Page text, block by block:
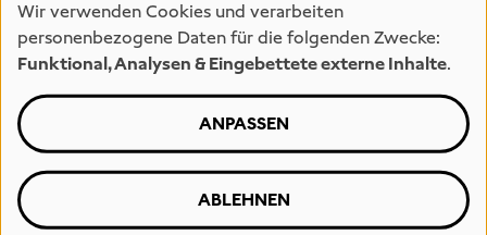
THE CUBE
Wir verwenden Cookies und verarbeiten
personenbezogene Daten für die folgenden Zwecke:
Funktional, Analysen & Eingebettete externe Inhalte.
ANPASSEN
ABLEHNEN